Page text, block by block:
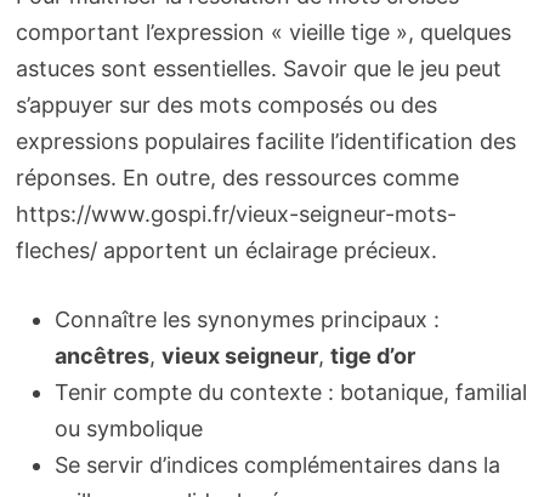
comportant l’expression « vieille tige », quelques
astuces sont essentielles. Savoir que le jeu peut
s’appuyer sur des mots composés ou des
expressions populaires facilite l’identification des
réponses. En outre, des ressources comme
https://www.gospi.fr/vieux-seigneur-mots-
fleches/ apportent un éclairage précieux.
Connaître les synonymes principaux :
ancêtres, vieux seigneur, tige d’or
Tenir compte du contexte : botanique, familial
ou symbolique
Se servir d’indices complémentaires dans la